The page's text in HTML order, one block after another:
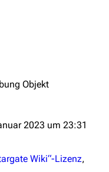
Objekt
2023 um 23:31
Wiki“-Lizenz,